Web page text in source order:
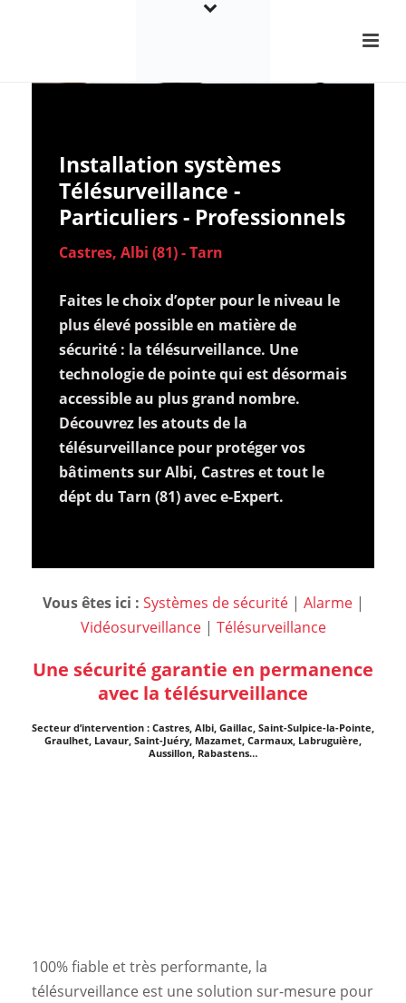
Installation systèmes
Télésurveillance -
Particuliers - Professionnels
Castres, Albi (81) - Tarn
Faites le choix d’opter pour le niveau le
plus élevé possible en matière de
sécurité : la télésurveillance. Une
technologie de pointe qui est désormais
accessible au plus grand nombre.
Découvrez les atouts de la
télésurveillance pour protéger vos
bâtiments sur Albi, Castres et tout le
dépt du Tarn (81) avec e-Expert.
Vous êtes ici : Systèmes de sécurité| Alarme|
Vidéosurveillance| Télésurveillance
Une sécurité garantie en permanence
avec la télésurveillance
Secteur d’intervention : Castres, Albi, Gaillac, Saint-Sulpice-la-Pointe,
Graulhet, Lavaur, Saint-Juéry, Mazamet, Carmaux, Labruguière,
Aussillon, Rabastens…
100% fiable et très performante, la
télésurveillance est une solution sur-mesure pour